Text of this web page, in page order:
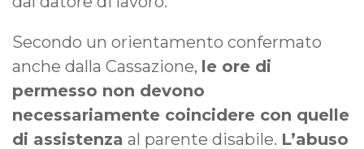
Secondo un orientamento confermato
anche dalla Cassazione, le ore di
permesso non devono
necessariamente coincidere con quelle
di assistenza al parente disabile. L’abuso